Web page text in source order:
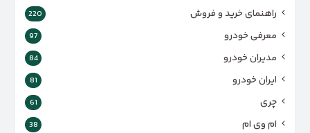
راهنمای خرید و فروش 220
معرفی خودرو 97
مدیران خودرو 84
ایران خودرو 81
چری 61
ام وی ام 38